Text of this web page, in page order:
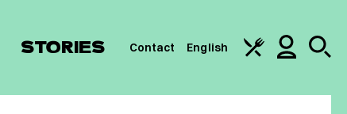
STORIES Contact English